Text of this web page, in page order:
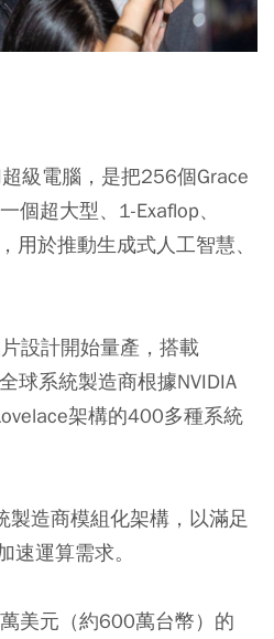
級電腦，是把256個Grace
個超大型、1-Exaflop、
用於推動生成式人工智慧、
設計開始量產，搭載
球系統製造商根據NVIDIA
架構的400多種系統
製造商模組化架構，以滿足
速運算需求。
美元（約600萬台幣）的